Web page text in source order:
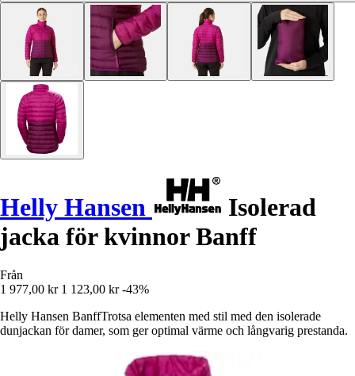
Helly Hansen
Isolerad
jacka för kvinnor Banff
Från
1 977,00 kr 1 123,00 kr -43%
Helly Hansen BanffTrotsa elementen med stil med den isolerade
dunjackan för damer, som ger optimal värme och långvarig prestanda.